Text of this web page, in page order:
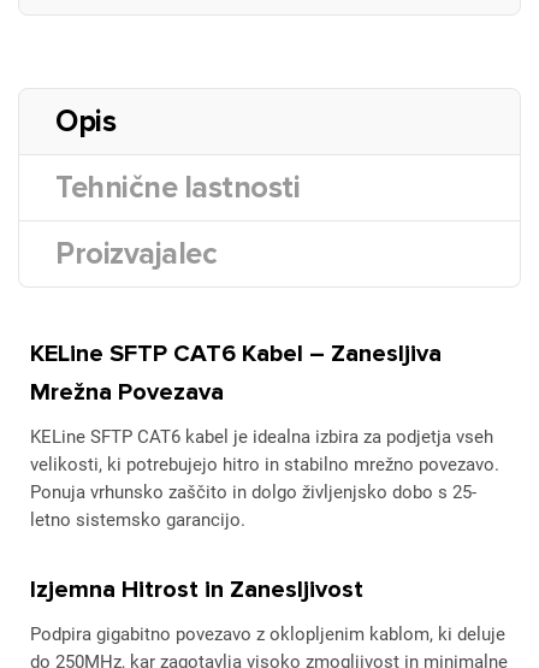
Opis
Tehnične lastnosti
Proizvajalec
KELine SFTP CAT6 Kabel – Zanesljiva
Mrežna Povezava
KELine SFTP CAT6 kabel je idealna izbira za podjetja vseh
velikosti, ki potrebujejo hitro in stabilno mrežno povezavo.
Ponuja vrhunsko zaščito in dolgo življenjsko dobo s 25-
letno sistemsko garancijo.
Izjemna Hitrost in Zanesljivost
Podpira gigabitno povezavo z oklopljenim kablom, ki deluje
do 250MHz, kar zagotavlja visoko zmogljivost in minimalne